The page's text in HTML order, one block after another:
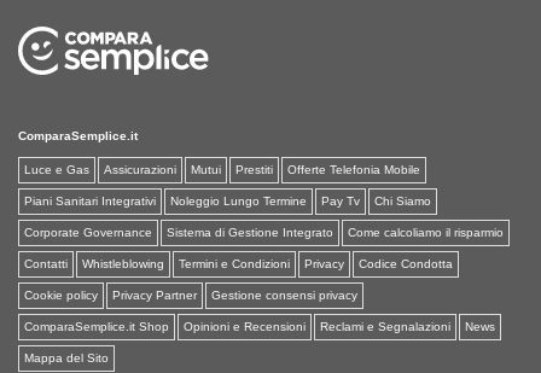
ComparaSemplice.it
Luce e Gas Assicurazioni Mutui Prestiti Offerte Telefonia Mobile
Piani Sanitari Integrativi Noleggio Lungo Termine Pay Tv Chi Siamo
Corporate Governance Sistema di Gestione Integrato Come calcoliamo il risparmio
Contatti Whistleblowing Termini e Condizioni Privacy Codice Condotta
Cookie policy Privacy Partner Gestione consensi privacy
ComparaSemplice.it Shop Opinioni e Recensioni Reclami e Segnalazioni News
Mappa del Sito